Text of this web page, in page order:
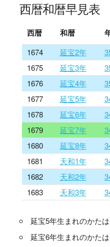
西暦和暦早見表
西暦 和暦
1674 延宝2年
1675
延宝3年
1676
延宝4年
1677
延宝5年
1678
延宝6年
1679
延宝7年
1680
延宝8年
1681
天和1年
1682
天和2年
1683
天和3年
延宝5年生まれのかた
延宝6年生まれのかた